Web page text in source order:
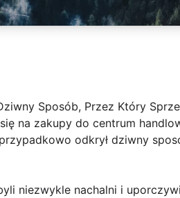
Sposób, Przez Który
na zakupy do centrum
odkrył dziwny
niezwykle nachalni i